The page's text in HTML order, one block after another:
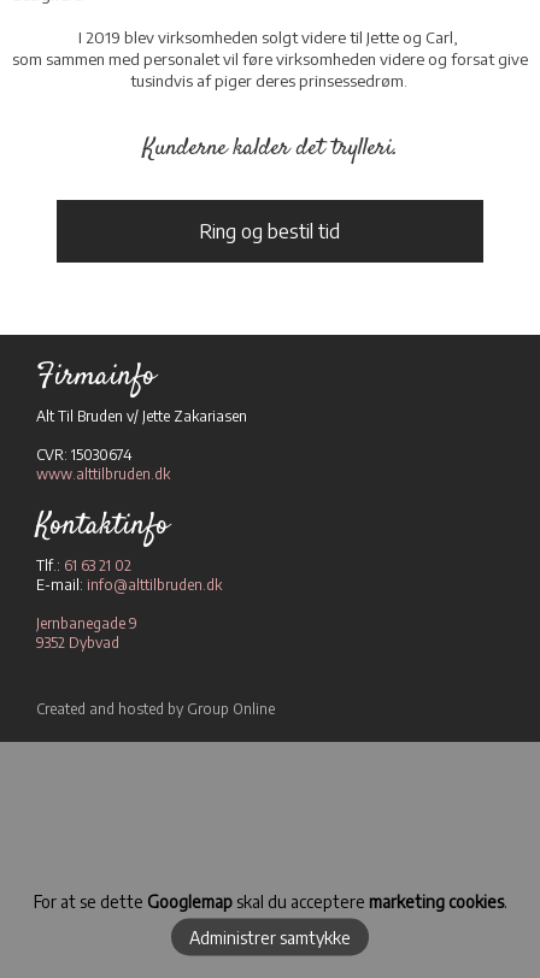
I 2019 blev virksomheden solgt videre til Jette og Carl,
som sammen med personalet vil føre virksomheden videre og forsat give
tusindvis af piger deres prinsessedrøm.
Kunderne kalder det trylleri.
Ring og bestil tid​
Firmainfo
Alt Til Bruden v/ Jette Zakariasen
CVR: 15030674
www.alttilbruden.dk
Kontaktinfo
Tlf.: 61 63 21 02
E-mail: info@alttilbruden.dk
Jernbanegade 9
9352 Dybvad
Created and hosted by Group Online
For at se dette Googlemap skal du acceptere marketing cookies.
Administrer samtykke